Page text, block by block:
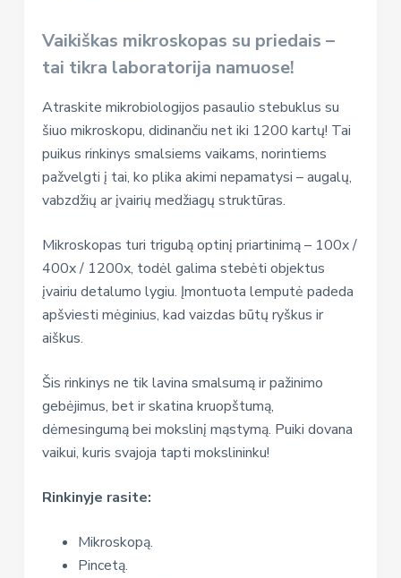
Vaikiškas mikroskopas su priedais –
tai tikra laboratorija namuose!
Atraskite mikrobiologijos pasaulio stebuklus su
šiuo mikroskopu, didinančiu net iki 1200 kartų! Tai
puikus rinkinys smalsiems vaikams, norintiems
pažvelgti į tai, ko plika akimi nepamatysi – augalų,
vabzdžių ar įvairių medžiagų struktūras.
Mikroskopas turi trigubą optinį priartinimą – 100x /
400x / 1200x, todėl galima stebėti objektus
įvairiu detalumo lygiu. Įmontuota lemputė padeda
apšviesti mėginius, kad vaizdas būtų ryškus ir
aiškus.
Šis rinkinys ne tik lavina smalsumą ir pažinimo
gebėjimus, bet ir skatina kruopštumą,
dėmesingumą bei mokslinį mąstymą. Puiki dovana
vaikui, kuris svajoja tapti mokslininku!
Rinkinyje rasite:
Mikroskopą.
Pincetą.